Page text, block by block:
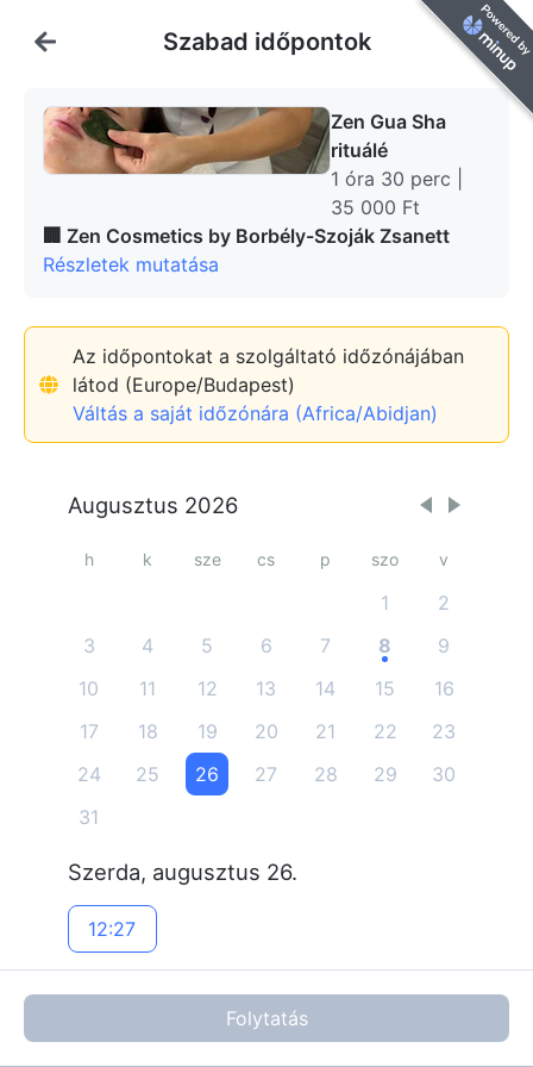
Szabad időpontok
Zen Gua Sha
rituálé
1 óra 30 perc |
35 000 Ft
🏢 Zen Cosmetics by Borbély-Szoják Zsanett
Részletek mutatása
Az időpontokat a szolgáltató időzónájában
látod (Europe/Budapest)
Váltás a saját időzónára (Africa/Abidjan)
Augusztus 2026
h k sze cs p szo v
1
2
3
4 5 6 7 8
9
10
11 12 13 14 15
16
17
18 19 20 21 22
23
24
25 26 27 28 29
30
31
szerda, augusztus 26.
12:27
Folytatás